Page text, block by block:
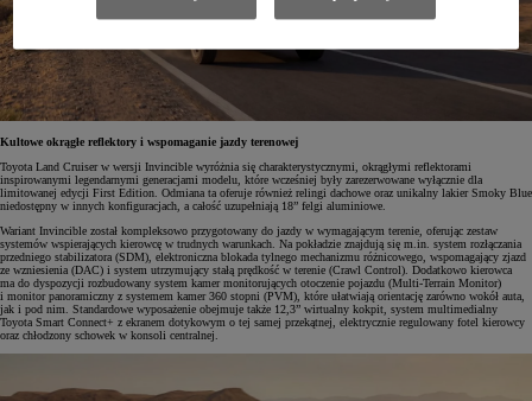
Kultowe okrągłe reflektory i wspomaganie jazdy terenowej
Toyota Land Cruiser w wersji Invincible wyróżnia się charakterystycznymi, okrągłymi reflektorami
inspirowanymi legendarnymi generacjami modelu, które wcześniej były zarezerwowane wyłącznie dla
limitowanej edycji First Edition. Odmiana ta oferuje również relingi dachowe oraz unikalny lakier Smoky Blue
niedostępny w innych konfiguracjach, a całość uzupełniają 18” felgi aluminiowe.
Wariant Invincible został kompleksowo przygotowany do jazdy w wymagającym terenie, oferując zestaw
systemów wspierających kierowcę w trudnych warunkach. Na pokładzie znajdują się m.in. system rozłączania
przedniego stabilizatora (SDM), elektroniczna blokada tylnego mechanizmu różnicowego, wspomagający zjazd
ze wzniesienia (DAC) i system utrzymujący stałą prędkość w terenie (Crawl Control). Dodatkowo kierowca
ma do dyspozycji rozbudowany system kamer monitorujących otoczenie pojazdu (Multi-Terrain Monitor)
i monitor panoramiczny z systemem kamer 360 stopni (PVM), które ułatwiają orientację zarówno wokół auta,
jak i pod nim. Standardowe wyposażenie obejmuje także 12,3” wirtualny kokpit, system multimedialny
Toyota Smart Connect+ z ekranem dotykowym o tej samej przekątnej, elektrycznie regulowany fotel kierowcy
oraz chłodzony schowek w konsoli centralnej.